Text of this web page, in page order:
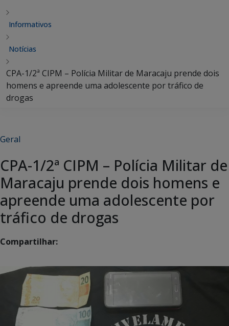
Informativos
Notícias
CPA-1/2ª CIPM – Polícia Militar de Maracaju prende dois
homens e apreende uma adolescente por tráfico de
drogas
Geral
CPA-1/2ª CIPM – Polícia Militar de
Maracaju prende dois homens e
apreende uma adolescente por
tráfico de drogas
Compartilhar: